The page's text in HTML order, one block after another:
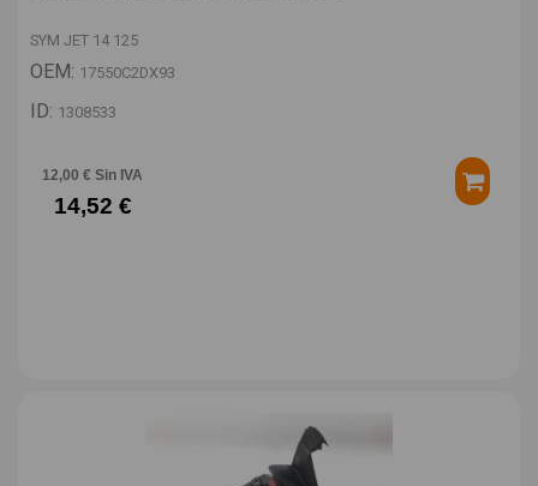
SYM JET 14 125
OEM: 17550C2DX93
ID: 1308533
12,00 € Sin IVA
14,52 €